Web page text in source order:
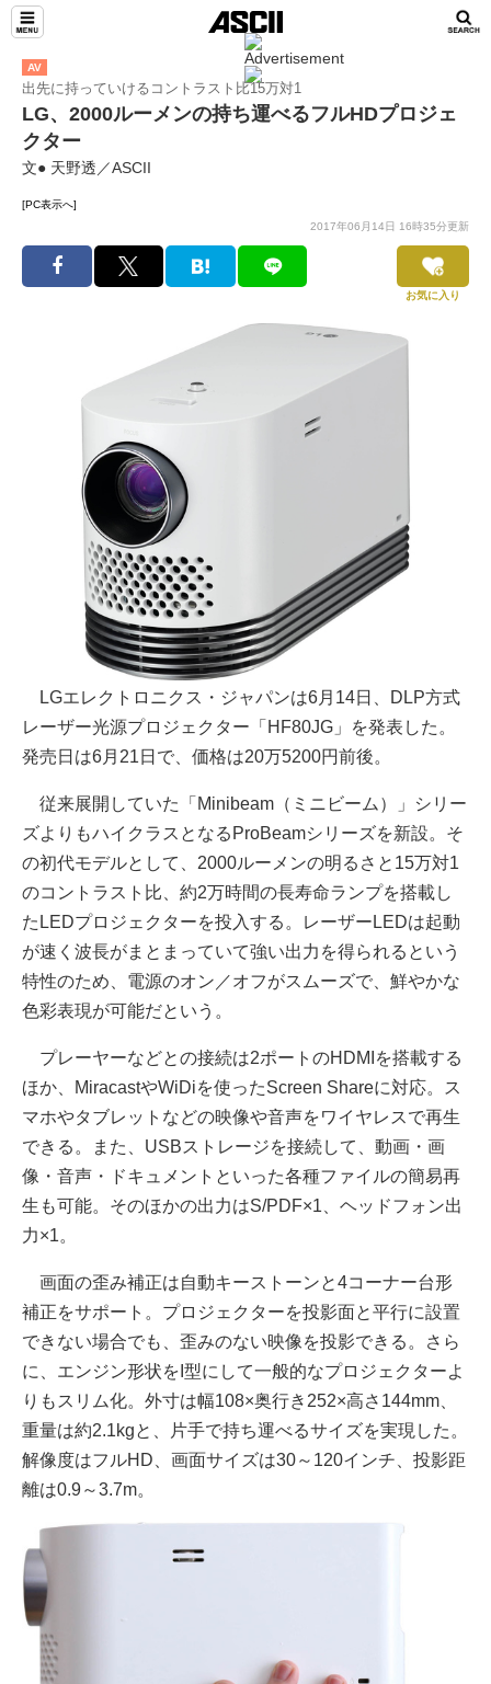
AV
出先に持っていけるコントラスト比15万対1
LG、2000ルーメンの持ち運べるフルHDプロジェ
クター
文● 天野透／ASCII
[PC表示へ]
2017年06月14日 16時35分更新
お気に入り
LGエレクトロニクス・ジャパンは6月14日、DLP方式
レーザー光源プロジェクター「HF80JG」を発表した。
発売日は6月21日で、価格は20万5200円前後。
従来展開していた「Minibeam（ミニビーム）」シリー
ズよりもハイクラスとなるProBeamシリーズを新設。そ
の初代モデルとして、2000ルーメンの明るさと15万対1
のコントラスト比、約2万時間の長寿命ランプを搭載し
たLEDプロジェクターを投入する。レーザーLEDは起動
が速く波長がまとまっていて強い出力を得られるという
特性のため、電源のオン／オフがスムーズで、鮮やかな
色彩表現が可能だという。
プレーヤーなどとの接続は2ポートのHDMIを搭載する
ほか、MiracastやWiDiを使ったScreen Shareに対応。ス
マホやタブレットなどの映像や音声をワイヤレスで再生
できる。また、USBストレージを接続して、動画・画
像・音声・ドキュメントといった各種ファイルの簡易再
生も可能。そのほかの出力はS/PDF×1、ヘッドフォン出
力×1。
画面の歪み補正は自動キーストーンと4コーナー台形
補正をサポート。プロジェクターを投影面と平行に設置
できない場合でも、歪みのない映像を投影できる。さら
に、エンジン形状をI型にして一般的なプロジェクターよ
りもスリム化。外寸は幅108×奥行き252×高さ144mm、
重量は約2.1kgと、片手で持ち運べるサイズを実現した。
解像度はフルHD、画面サイズは30～120インチ、投影距
離は0.9～3.7m。